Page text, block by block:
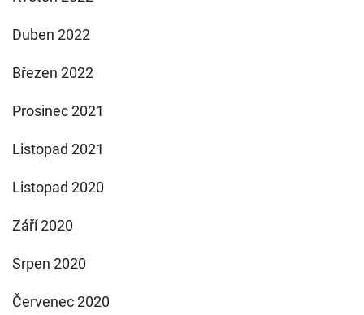
Duben 2022
Březen 2022
Prosinec 2021
Listopad 2021
Listopad 2020
Září 2020
Srpen 2020
Červenec 2020